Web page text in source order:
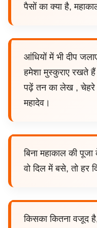
पैसों का क्या है,
आंधियों में भी दीप
हमेशा मुस्कुराए रखते
पढ़ें तन का लेख , चेहरे
महादेव।
बिना महाकाल की
वो दिल में बसे, तो हर
किसका कितना वजूद